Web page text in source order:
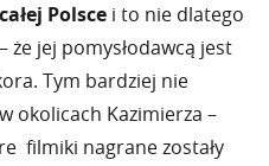
Polsce i to nie dlatego
że jej pomysłodawcą jest
Tym bardziej nie
okolicach Kazimierza –
filmiki nagrane zostały